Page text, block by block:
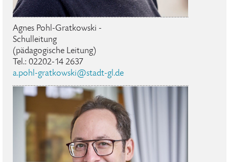
Agnes Pohl-Gratkowski -
Schulleitung
(pädagogische Leitung)
Tel.: 02202-14 2637
a.pohl-gratkowski@stadt-gl.de